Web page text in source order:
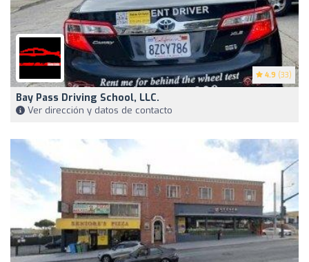
4.9 (33)
Bay Pass Driving School, LLC.
Ver dirección y datos de contacto